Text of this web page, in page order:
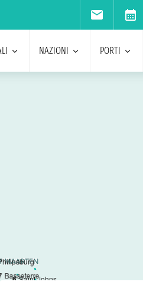
NAZIONI PORTI
6 Saint Johns
Basseterre